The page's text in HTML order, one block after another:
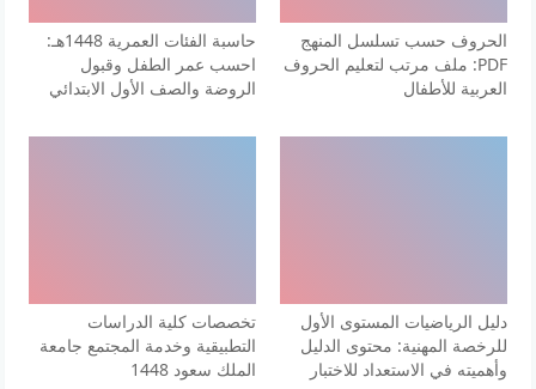
الحروف حسب تسلسل المنهج
PDF: ملف مرتب لتعليم الحروف
العربية للأطفال
حاسبة الفئات العمرية 1448هـ:
احسب عمر الطفل وقبول
الروضة والصف الأول الابتدائي
دليل الرياضيات المستوى الأول
للرخصة المهنية: محتوى الدليل
وأهميته في الاستعداد للاختبار
تخصصات كلية الدراسات
التطبيقية وخدمة المجتمع جامعة
الملك سعود 1448